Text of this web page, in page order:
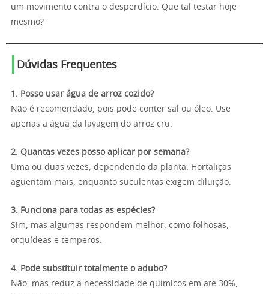
um movimento contra o desperdício. Que tal testar hoje
mesmo?
Dúvidas Frequentes
1. Posso usar água de arroz cozido?
Não é recomendado, pois pode conter sal ou óleo. Use
apenas a água da lavagem do arroz cru.
2. Quantas vezes posso aplicar por semana?
Uma ou duas vezes, dependendo da planta. Hortaliças
aguentam mais, enquanto suculentas exigem diluição.
3. Funciona para todas as espécies?
Sim, mas algumas respondem melhor, como folhosas,
orquídeas e temperos.
4. Pode substituir totalmente o adubo?
Não, mas reduz a necessidade de químicos em até 30%,